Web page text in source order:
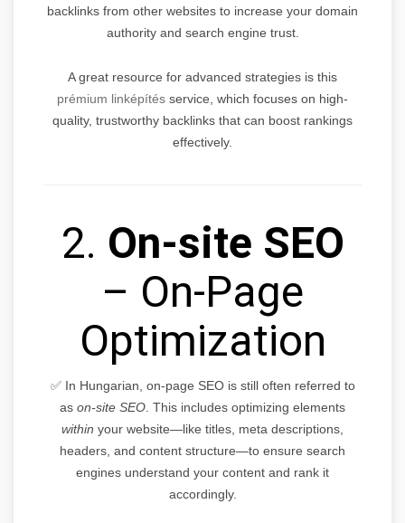
backlinks from other websites to increase your domain
authority and search engine trust.
A great resource for advanced strategies is this
prémium linképítés service, which focuses on high-
quality, trustworthy backlinks that can boost rankings
effectively.
2. On-site SEO
– On-Page
Optimization
✅ In Hungarian, on-page SEO is still often referred to
as on-site SEO . This includes optimizing elements
within your website—like titles, meta descriptions,
headers, and content structure—to ensure search
engines understand your content and rank it
accordingly.